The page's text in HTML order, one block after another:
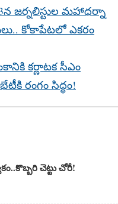
జర్నలిస్టుల మహాధర్నా
కోకాపేటలో ఎకరం
కర్ణాటక సీఎం
రంగం సిద్ధం!
చెట్టు చోరీ!